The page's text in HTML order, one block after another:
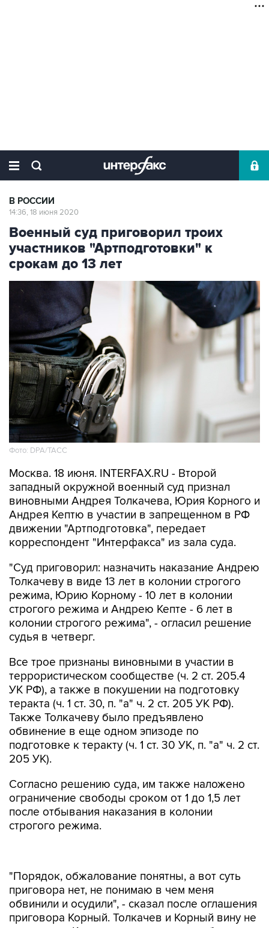
В РОССИИ
14:36, 18 июня 2020
Военный суд приговорил троих
участников "Артподготовки" к
срокам до 13 лет
Фото: DPA/ТАСС
Москва. 18 июня. INTERFAX.RU - Второй
западный окружной военный суд признал
виновными Андрея Толкачева, Юрия Корного и
Андрея Кептю в участии в запрещенном в РФ
движении "Артподготовка", передает
корреспондент "Интерфакса" из зала суда.
"Суд приговорил: назначить наказание Андрею
Толкачеву в виде 13 лет в колонии строгого
режима, Юрию Корному - 10 лет в колонии
строгого режима и Андрею Кепте - 6 лет в
колонии строгого режима", - огласил решение
судья в четверг.
Все трое признаны виновными в участии в
террористическом сообществе (ч. 2 ст. 205.4
УК РФ), а также в покушении на подготовку
теракта (ч. 1 ст. 30, п. "а" ч. 2 ст. 205 УК РФ).
Также Толкачеву было предъявлено
обвинение в еще одном эпизоде по
подготовке к теракту (ч. 1 ст. 30 УК, п. "а" ч. 2 ст.
205 УК).
Согласно решению суда, им также наложено
ограничение свободы сроком от 1 до 1,5 лет
после отбывания наказания в колонии
строгого режима.
обвинили и осудили", - сказал после оглашения
приговора Корный. Толкачев и Корный вину не
признали, а Кептя признал в полном объеме и
активно сотрудничал со следствием.